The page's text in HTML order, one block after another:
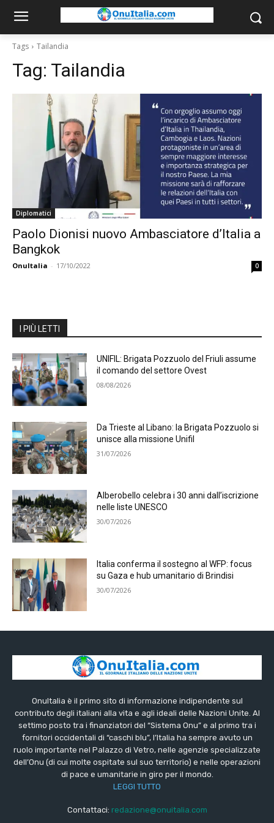
Tags Tailandia
Tag: Tailandia
Diplomatici
Paolo Dionisi nuovo Ambasciatore d’Italia a
Bangkok
OnuItalia - 17/10/2022 0
I PIÙ LETTI
UNIFIL: Brigata Pozzuolo del Friuli assume
il comando del settore Ovest
08/08/2026
Da Trieste al Libano: la Brigata Pozzuolo si
unisce alla missione Unifil
31/07/2026
Alberobello celebra i 30 anni dall’iscrizione
nelle liste UNESCO
30/07/2026
Italia conferma il sostegno al WFP: focus
su Gaza e hub umanitario di Brindisi
30/07/2026
OnuItalia è il primo sito di informazione indipendente sul
contributo degli italiani alla vita e agli ideali delle Nazioni Unite. Al
settimo posto tra i finanziatori del “Sistema Onu” e al primo tra i
fornitori occidentali di “caschi blu”, l’Italia ha sempre avuto un
ruolo importante nel Palazzo di Vetro, nelle agenzie specializzate
dell’Onu (di cui molte ospitate sul suo territorio) e nelle operazioni
di pace e umanitarie in giro per il mondo.
LEGGI TUTTO
Contattaci: redazione@onuitalia.com